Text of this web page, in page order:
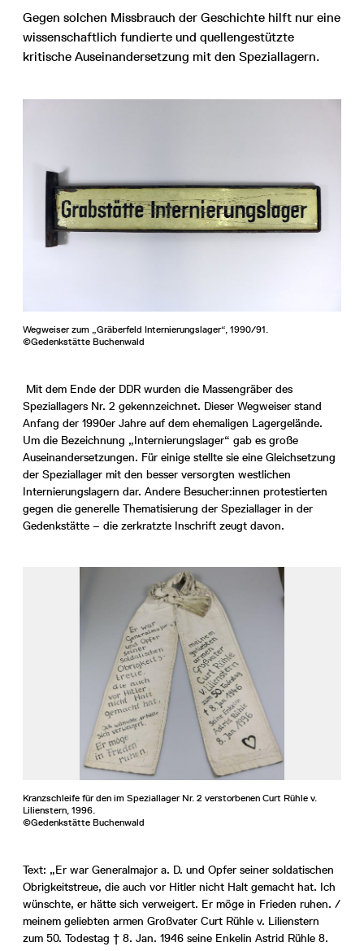
Gegen solchen Missbrauch der Geschichte hilft nur eine
wissenschaftlich fundierte und quellengestützte
kritische Auseinandersetzung mit den Speziallagern.
Wegweiser zum „Gräberfeld Internierungslager“, 1990/91.
©Gedenkstätte Buchenwald
Mit dem Ende der DDR wurden die Massengräber des
Speziallagers Nr. 2 gekennzeichnet. Dieser Wegweiser stand
Anfang der 1990er Jahre auf dem ehemaligen Lagergelände.
Um die Bezeichnung „Internierungslager“ gab es große
Auseinandersetzungen. Für einige stellte sie eine Gleichsetzung
der Speziallager mit den besser versorgten westlichen
Internierungslagern dar. Andere Besucher:innen protestierten
gegen die generelle Thematisierung der Speziallager in der
Gedenkstätte – die zerkratzte Inschrift zeugt davon.
Kranzschleife für den im Speziallager Nr. 2 verstorbenen Curt Rühle v.
Lilienstern, 1996.
©Gedenkstätte Buchenwald
Text: „Er war Generalmajor a. D. und Opfer seiner soldatischen
Obrigkeitstreue, die auch vor Hitler nicht Halt gemacht hat. Ich
wünschte, er hätte sich verweigert. Er möge in Frieden ruhen. /
meinem geliebten armen Großvater Curt Rühle v. Lilienstern
zum 50. Todestag † 8. Jan. 1946 seine Enkelin Astrid Rühle 8.